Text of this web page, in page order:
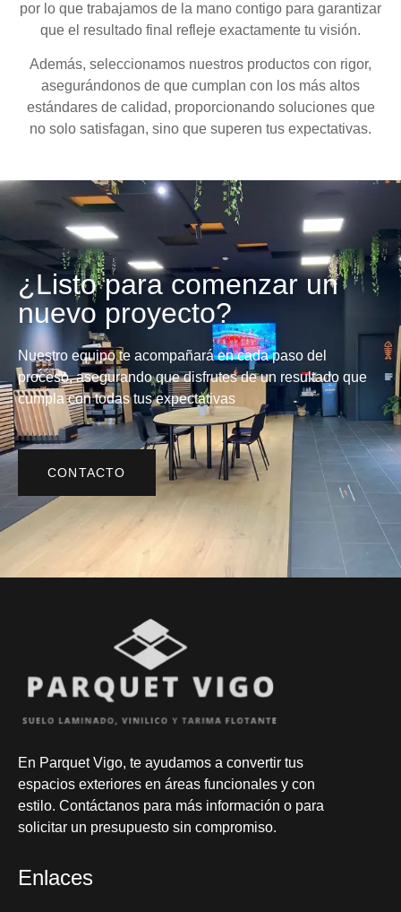
por lo que trabajamos de la mano contigo para garantizar
que el resultado final refleje exactamente tu visión.
Además, seleccionamos nuestros productos con rigor,
asegurándonos de que cumplan con los más altos
estándares de calidad, proporcionando soluciones que
no solo satisfagan, sino que superen tus expectativas.
¿Listo para comenzar un
nuevo proyecto?
Nuestro equipo te acompañará en cada paso del
proceso, asegurando que disfrutes de un resultado que
cumpla con todas tus expectativas
CONTACTO
En Parquet Vigo, te ayudamos a convertir tus
espacios exteriores en áreas funcionales y con
estilo. Contáctanos para más información o para
solicitar un presupuesto sin compromiso.
Enlaces